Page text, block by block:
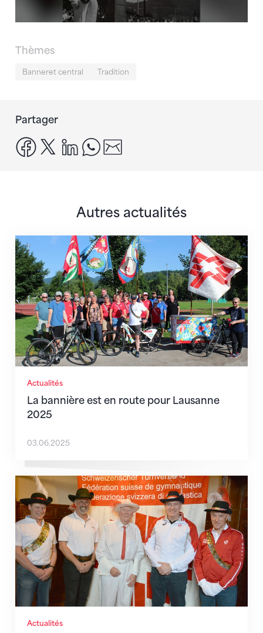
Thèmes
Banneret central Tradition
Partager
facebook
x linkedinwhatsapp
Autres actualités
Actualités
La bannière est en route pour Lausanne
2025
La bannière est en route pour Lausanne 2025
03.06.2025
Actualités
Banneret central un jour, banneret central toujours